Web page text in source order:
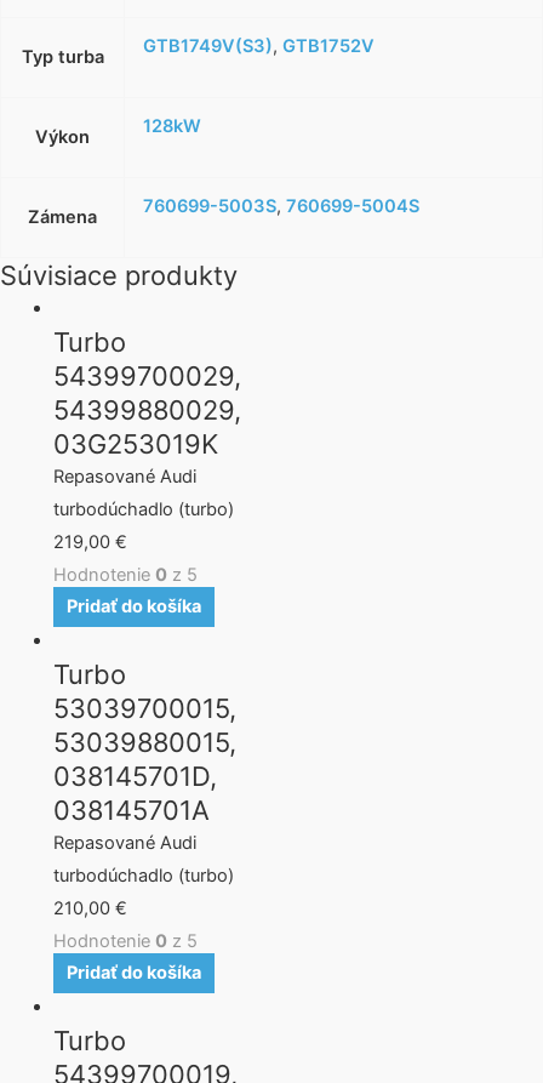
Typ turba GTB1749V(S3), GTB1752V
Výkon 128kW
Zámena 760699-5003S, 760699-5004S
Súvisiace produkty
Turbo
54399700029,
54399880029,
03G253019K
Repasované Audi
turbodúchadlo (turbo)
219,00 €
Hodnotenie 0z 5
Pridať do košíka
Turbo
53039700015,
53039880015,
038145701D,
038145701A
Repasované Audi
turbodúchadlo (turbo)
210,00 €
Hodnotenie 0z 5
Pridať do košíka
Turbo
54399700019,